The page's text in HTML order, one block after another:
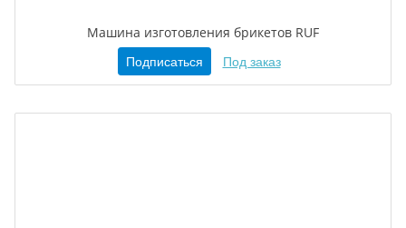
Машина изготовления брикетов RUF
Подписаться Под заказ